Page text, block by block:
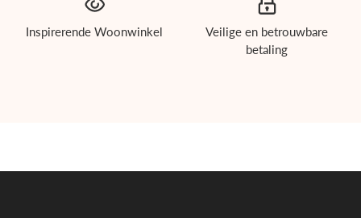
Inspirerende Woonwinkel
Veilige en betrouwbare
betaling